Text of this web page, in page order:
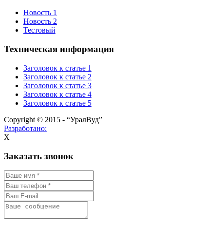
Новость 1
Новость 2
Тестовый
Техническая информация
Заголовок к статье 1
Заголовок к статье 2
Заголовок к статье 3
Заголовок к статье 4
Заголовок к статье 5
Copyright © 2015 - “УралВуд”
Разработано:
X
Заказать звонок